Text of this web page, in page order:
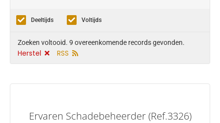
Deeltijds Voltijds
Zoeken voltooid. 9 overeenkomende records gevonden.
Herstel RSS
Ervaren Schadebeheerder (Ref.3326)